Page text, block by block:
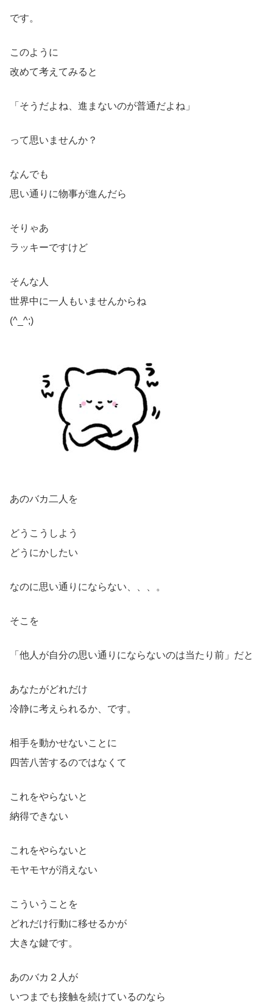
です。
このように
改めて考えてみると
「そうだよね、進まないのが普通だよね」
って思いませんか？
なんでも
思い通りに物事が進んだら
そりゃあ
ラッキーですけど
そんな人
世界中に一人もいませんからね
(^_^;)
あのバカ二人を
どうこうしよう
どうにかしたい
なのに思い通りにならない、、、。
そこを
「他人が自分の思い通りにならないのは当たり前」だと
あなたがどれだけ
冷静に考えられるか、です。
相手を動かせないことに
四苦八苦するのではなくて
これをやらないと
納得できない
これをやらないと
モヤモヤが消えない
こういうことを
どれだけ行動に移せるかが
大きな鍵です。
あのバカ２人が
いつまでも接触を続けているのなら